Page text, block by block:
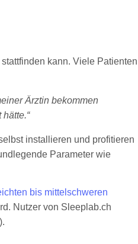
kann. Viele Patienten
Ärztin bekommen
installieren und profitieren
Parameter wie
bis mittelschweren
Nutzer von Sleeplab.ch
).